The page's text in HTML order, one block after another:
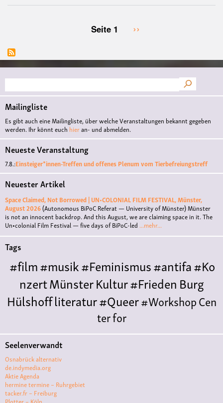
Seite 1
Nächste
››
Suche
Mailingliste
Es gibt auch eine Mailingliste, über welche Veranstaltungen bekannt gegeben
werden. Ihr könnt euch hieran- und abmelden.
Neueste Veranstaltung
7.8.:Einsteiger*innen-Treffen und offenes Plenum vom Tierbefreiungstreff
Neuester Artikel
Space Claimed, Not Borrowed | UN•COLONIAL FILM FESTIVAL, Münster,
August 2026(Autonomous BiPoC Referat — University of Münster)Münster
is not an innocent backdrop. And this August, we are claiming space in it. The
Un•colonial Film Festival — five days of BiPoC-led ...mehr...
Tags
#film#musik#Feminismus#antifa#Ko
nzertMünsterKultur#FriedenBurg
Hülshoffliteratur#Queer#WorkshopCen
ter for
LiteraturePolyamoriePolytreff#liveKonzert
Polyamorietreff
Monogamie
ismuskunstantisemitismus
Seelenverwandt
Osnabrück alternativ
de.indymedia.org
Aktie Agenda
hermine termine – Ruhrgebiet
tacker.fr – Freiburg